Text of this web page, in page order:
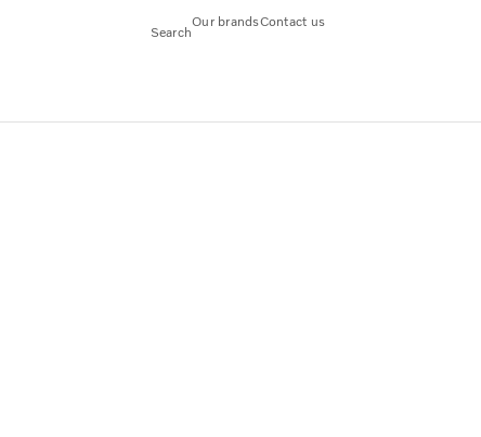
Search
Our brandsContact us